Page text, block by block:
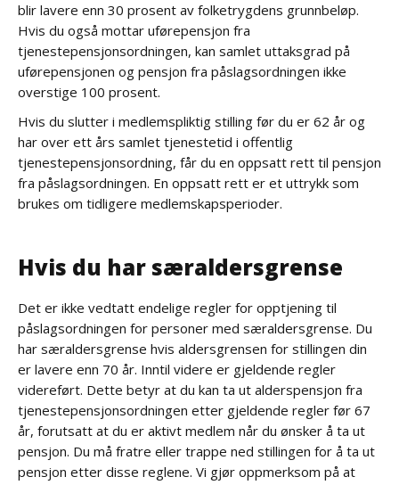
blir lavere enn 30 prosent av folketrygdens grunnbeløp.
Hvis du også mottar uførepensjon fra
tjenestepensjonsordningen, kan samlet uttaksgrad på
uførepensjonen og pensjon fra påslagsordningen ikke
overstige 100 prosent.
Hvis du slutter i medlemspliktig stilling før du er 62 år og
har over ett års samlet tjenestetid i offentlig
tjenestepensjonsordning, får du en oppsatt rett til pensjon
fra påslagsordningen. En oppsatt rett er et uttrykk som
brukes om tidligere medlemskapsperioder.
Hvis du har særaldersgrense
Det er ikke vedtatt endelige regler for opptjening til
påslagsordningen for personer med særaldersgrense. Du
har særaldersgrense hvis aldersgrensen for stillingen din
er lavere enn 70 år. Inntil videre er gjeldende regler
videreført. Dette betyr at du kan ta ut alderspensjon fra
tjenestepensjonsordningen etter gjeldende regler før 67
år, forutsatt at du er aktivt medlem når du ønsker å ta ut
pensjon. Du må fratre eller trappe ned stillingen for å ta ut
pensjon etter disse reglene. Vi gjør oppmerksom på at